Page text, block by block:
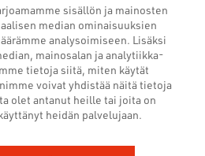
sisällön ja mainosten
median ominaisuuksien
analysoimiseen. Lisäksi
mainosalan ja analytiikka-
tietoja siitä, miten käytät
voivat yhdistää näitä tietoja
olet antanut heille tai joita on
heidän palvelujaan.